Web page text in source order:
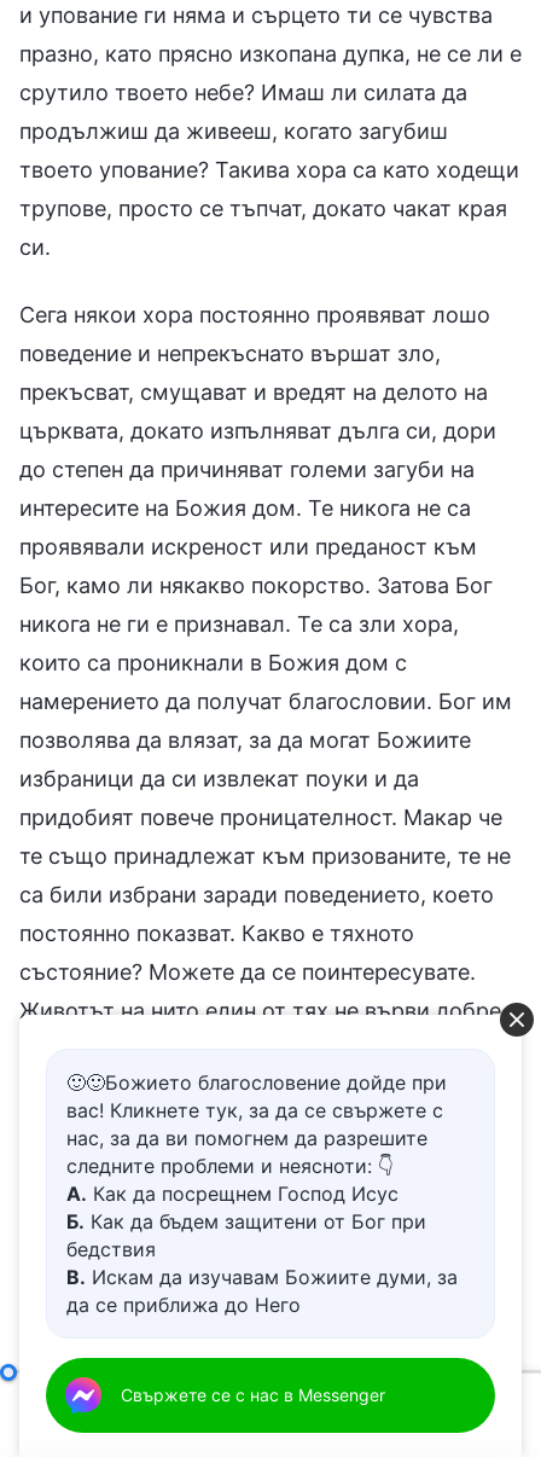
и упование ги няма и сърцето ти се чувства
празно, като прясно изкопана дупка, не се ли е
срутило твоето небе? Имаш ли силата да
продължиш да живееш, когато загубиш
твоето упование? Такива хора са като ходещи
трупове, просто се тъпчат, докато чакат края
си.
Сега някои хора постоянно проявяват лошо
поведение и непрекъснато вършат зло,
прекъсват, смущават и вредят на делото на
църквата, докато изпълняват дълга си, дори
до степен да причиняват големи загуби на
интересите на Божия дом. Те никога не са
проявявали искреност или преданост към
Бог, камо ли някакво покорство. Затова Бог
никога не ги е признавал. Те са зли хора,
които са проникнали в Божия дом с
намерението да получат благословии. Бог им
позволява да влязат, за да могат Божиите
избраници да си извлекат поуки и да
придобият повече проницателност. Макар че
те също принадлежат към призованите, те не
са били избрани заради поведението, което
постоянно показват. Какво е тяхното
състояние? Можете да се поинтересувате.
Животът на нито един от тях не върви добре.
уповават на Бог и получават Неговия ресурс
по всяко време и навсякъде, е коренно
различно от това на онези, които не получават
Божия ресурс и помощ и които винаги падат в
бездънната пропаст, когато се сблъскат със
ситуации. Онези, които не получават Божия
ресурс, нямат спокойствие и радост, по цял
ден преживяват страх, безпокойство,
нервност и тревога. Какви дни прекарват те?
Лесно ли е да прекарваш дните си в бездънна
🙂🙂Божието благословение дойде при
вас! Кликнете тук, за да се свържете с
нас, за да ви помогнем да разрешите
следните проблеми и неясноти: 👇
А. Как да посрещнем Господ Исус
Б. Как да бъдем защитени от Бог при
бедствия
В. Искам да изучавам Божиите думи, за
да се приближа до Него
живот
Д.Имам молба за молитва
Свържете се с нас в Messenger Трети